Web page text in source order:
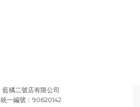
藍橘二號店有限公司
統一編號：90620142